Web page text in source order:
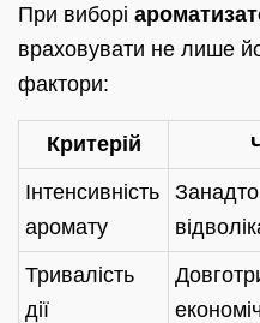
При виборі
враховувати не лише
фактори:
Критерій
Інтенсивність
аромату
Тривалість
дії